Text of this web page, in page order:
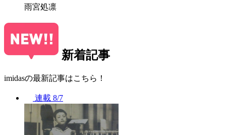
雨宮処凛
新着記事
imidasの最新記事はこちら！
連載 8/7